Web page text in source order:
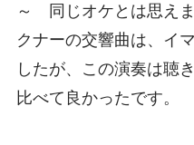
～ 同じオケとは思え
クナーの交響曲は、イ
したが、この演奏は聴
比べて良かったです。